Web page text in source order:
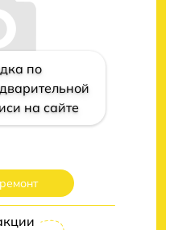
по
на сайте